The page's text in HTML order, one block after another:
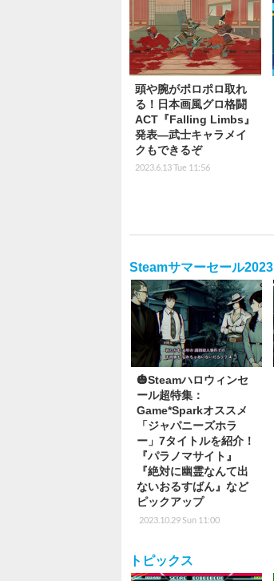
頭や腕がポロポロ取れ
る！日本画風グロ格闘
ACT『Falling Limbs』
発表―武士キャラメイ
クもできるぞ
2023.6.13 Tue 11:56
Steamサマーセール2023
🎃Steamハロウィンセ
ール超特集：
Game*Sparkオススメ
「ジャパニーズホラ
ー」7タイトルを紹介！
『パラノマサイト』
『絶対に幽霊なんて出
ないおるすばん』など
ピックアップ
2023.10.29 Sun 11:00
トピックス